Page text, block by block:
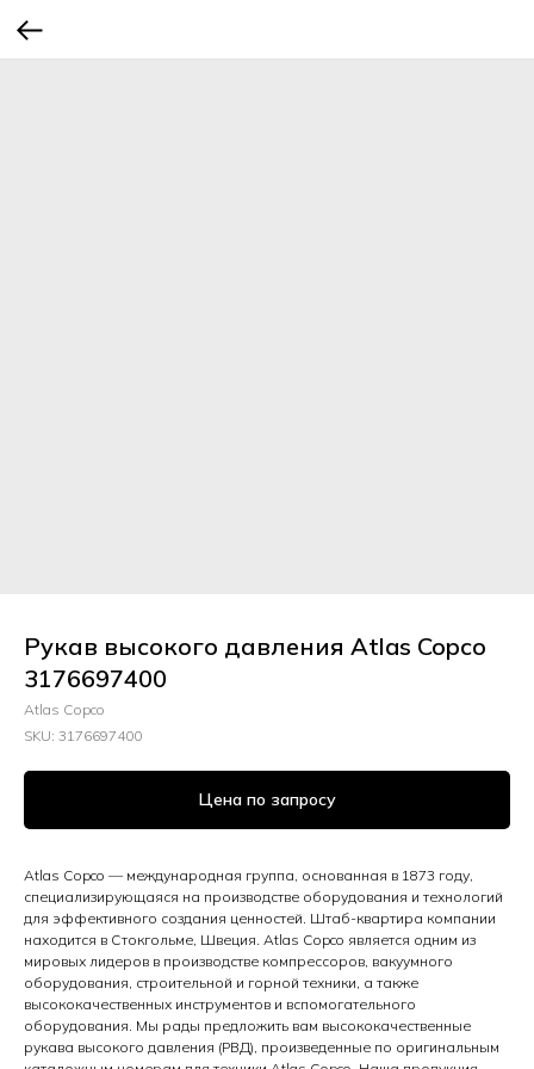
Рукав высокого давления Atlas Copco
3176697400
Atlas Copco
SKU: 3176697400
Цена по запросу
Atlas Copco — международная группа, основанная в 1873 году,
специализирующаяся на производстве оборудования и технологий
для эффективного создания ценностей. Штаб-квартира компании
находится в Стокгольме, Швеция. Atlas Copco является одним из
мировых лидеров в производстве компрессоров, вакуумного
оборудования, строительной и горной техники, а также
высококачественных инструментов и вспомогательного
оборудования. Мы рады предложить вам высококачественные
рукава высокого давления (РВД), произведенные по оригинальным